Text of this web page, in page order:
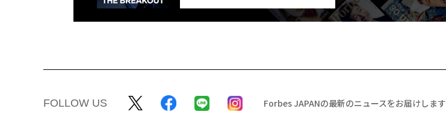
FOLLOW US Forbes JAPANの最新のニュースをお届けします